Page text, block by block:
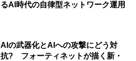
るAI時代の自律型ネットワーク運用
AIの武器化とAIへの攻撃にどう対
抗? フォーティネットが描く新・